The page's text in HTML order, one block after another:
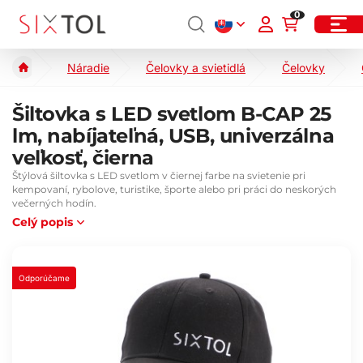
0
Náradie Čelovky a svietidlá Čelovky
Šiltovka s LED svetlom B-CAP 25
lm, nabíjateľná, USB, univerzálna
veľkosť, čierna
Štýlová šiltovka s LED svetlom v čiernej farbe na svietenie pri
kempovaní, rybolove, turistike, športe alebo pri práci do neskorých
večerných hodín.
Celý popis
Odporúčame